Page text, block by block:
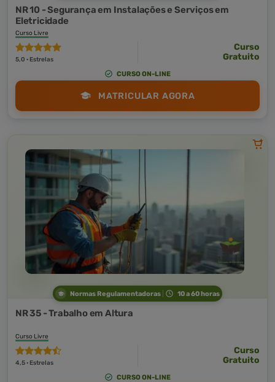
NR 10 - Segurança em Instalações e Serviços em
Eletricidade
Curso Livre
5,0 · Estrelas
Curso
Gratuito
CURSO ON-LINE
MATRICULAR AGORA
Normas Regulamentadoras 10 a 60 horas
NR 35 - Trabalho em Altura
Curso Livre
4,5 · Estrelas
Curso
Gratuito
CURSO ON-LINE